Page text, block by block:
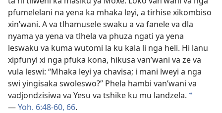
pfumelelani na yena ka mhaka leyi, a tirhise xikombiso
xin’wani. A va tlhamusele swaku a va fanele va dla
nyama ya yena va tlhela va phuza ngati ya yena
leswaku va kuma wutomi la ku kala li nga heli. Hi lanu
xipfunyi xi nga pfuka kona, hikusa van’wani va ze va
vula leswi: “Mhaka leyi ya chavisa; i mani lweyi a nga
swi yingisaka swoleswo?” Phela hambi van’wani va
vadjondzisiwa va Yesu va tshike ku mu landzela. a
—Yoh. 6:48-60, 66.